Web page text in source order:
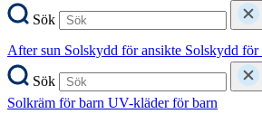
Sök
After sun Solskydd för ansikte Solskydd för
Sök
Solkräm för barn UV-kläder för barn